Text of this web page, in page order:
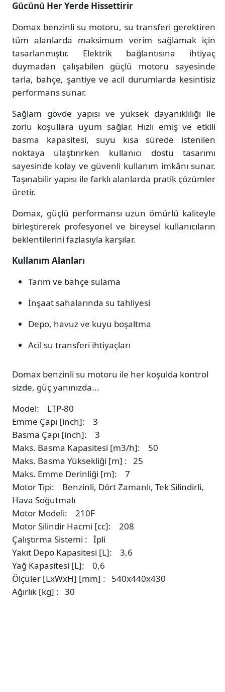
Gücünü Her Yerde Hissettirir
Domax benzinli su motoru, su transferi gerektiren
tüm alanlarda maksimum verim sağlamak için
tasarlanmıştır. Elektrik bağlantısına ihtiyaç
duymadan çalışabilen güçlü motoru sayesinde
tarla, bahçe, şantiye ve acil durumlarda kesintisiz
performans sunar.
Sağlam gövde yapısı ve yüksek dayanıklılığı ile
zorlu koşullara uyum sağlar. Hızlı emiş ve etkili
basma kapasitesi, suyu kısa sürede istenilen
noktaya ulaştırırken kullanıcı dostu tasarımı
sayesinde kolay ve güvenli kullanım imkânı sunar.
Taşınabilir yapısı ile farklı alanlarda pratik çözümler
üretir.
Domax, güçlü performansı uzun ömürlü kaliteyle
birleştirerek profesyonel ve bireysel kullanıcıların
beklentilerini fazlasıyla karşılar.
Kullanım Alanları
Tarım ve bahçe sulama
İnşaat sahalarında su tahliyesi
Depo, havuz ve kuyu boşaltma
Acil su transferi ihtiyaçları
Domax benzinli su motoru ile her koşulda kontrol
sizde, güç yanınızda...
Model: LTP-80
Emme Çapı [inch]: 3
Basma Çapı [inch]: 3
Maks. Basma Kapasitesi [m3/h]: 50
Maks. Basma Yüksekliği [m] : 25
Maks. Emme Derinliği [m]: 7
Motor Tipi: Benzinli, Dört Zamanlı, Tek Silindirli,
Hava Soğutmalı
Motor Modeli: 210F
Motor Silindir Hacmi [cc]: 208
Çalıştırma Sistemi : İpli
Yakıt Depo Kapasitesi [L]: 3,6
Yağ Kapasitesi [L]: 0,6
Ölçüler [LxWxH] [mm] : 540x440x430
Ağırlık [kg] : 30